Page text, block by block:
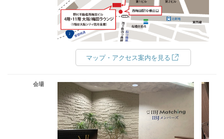
マップ・アクセス案内を見る
会場